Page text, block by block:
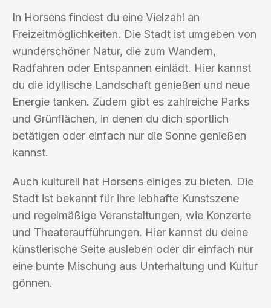
In Horsens findest du eine Vielzahl an
Freizeitmöglichkeiten. Die Stadt ist umgeben von
wunderschöner Natur, die zum Wandern,
Radfahren oder Entspannen einlädt. Hier kannst
du die idyllische Landschaft genießen und neue
Energie tanken. Zudem gibt es zahlreiche Parks
und Grünflächen, in denen du dich sportlich
betätigen oder einfach nur die Sonne genießen
kannst.
Auch kulturell hat Horsens einiges zu bieten. Die
Stadt ist bekannt für ihre lebhafte Kunstszene
und regelmäßige Veranstaltungen, wie Konzerte
und Theateraufführungen. Hier kannst du deine
künstlerische Seite ausleben oder dir einfach nur
eine bunte Mischung aus Unterhaltung und Kultur
gönnen.